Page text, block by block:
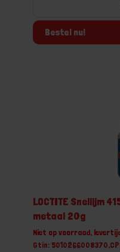
Bestel nu!
LOCTITE Snellijm
metaal 20g
Niet op voorraad,
Gtin: